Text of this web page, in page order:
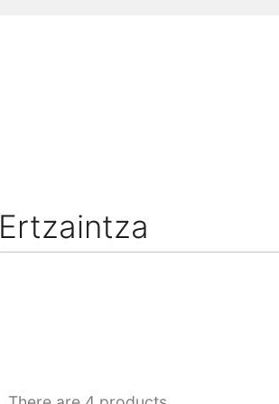
Ertzaintza